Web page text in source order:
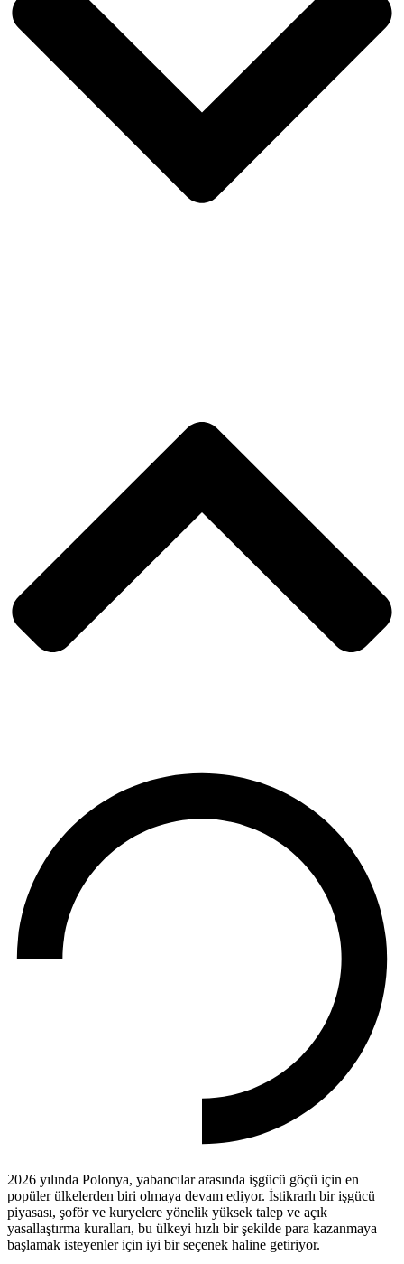
2026 yılında Polonya, yabancılar arasında işgücü göçü için en
popüler ülkelerden biri olmaya devam ediyor. İstikrarlı bir işgücü
piyasası, şoför ve kuryelere yönelik yüksek talep ve açık
yasallaştırma kuralları, bu ülkeyi hızlı bir şekilde para kazanmaya
başlamak isteyenler için iyi bir seçenek haline getiriyor.